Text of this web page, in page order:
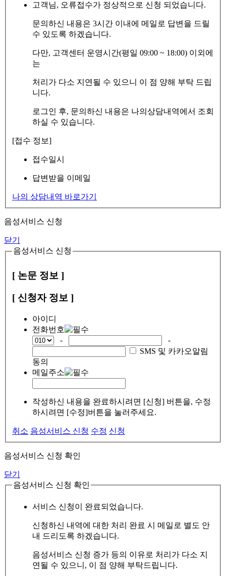
고객님, 오류접수가 정상적으로 신청 되었습니다.
문의하신 내용은 3시간 이내에 메일로 답변을 드릴
수 있도록 하겠습니다.
다만, 고객센터 운영시간(평일 09:00 ~ 18:00) 이외에
는
처리가 다소 지연될 수 있으니 이 점 양해 부탁 드립
니다.
로그인 후, 문의하신 내용은 나의상담내역에서 조회
하실 수 있습니다.
[접수 정보]
접수일시
답변받을 이메일
나의 상담내역 바로가기
음성서비스 신청
닫기
음성서비스 신청
[ 논문 정보 ]
[ 신청자 정보 ]
아이디
전화번호
-
-
SMS 및 카카오알림
동의
메일주소
작성하신 내용을 완료하시려면 [신청] 버튼을, 수정
하시려면 [수정]버튼을 눌러주세요.
취소 음성서비스 신청 수정 신청
음성서비스 신청 확인
닫기
음성서비스 신청 확인
서비스 신청이 완료되었습니다.
신청하신 내역에 대한 처리 완료 시 메일로 별도 안
내 드리도록 하겠습니다.
음성서비스 신청 증가 등의 이유로 처리가 다소 지
연될 수 있으니, 이 점 양해 부탁드립니다.